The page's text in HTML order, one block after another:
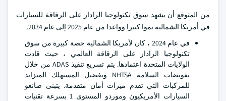
من المتوقع أن يشهد سوق تكنولوجيا الرادار على الرقاقة للسيارات
في أمريكا الشمالية نموا كبيرا وواعدا من عام 2025 إلى عام 2034.
في عام 2024 ، كان لأمريكا الشمالية حصة كبيرة من سوق
تكنولوجيا الرادار على الرقاقة العالمي ، حيث قادت
الولايات المتحدة اعتمادها. يتم تسريع تنفيذ ADAS من خلال
تفويضات السلامة NHTSA وتفضيل المستهلك المتزايد
للمركبات التي تقدم ميزات أمان متقدمة. يتبنى صانعو
السيارات الأمريكيون وموردو المستوى 1 بسرعة تقنيات